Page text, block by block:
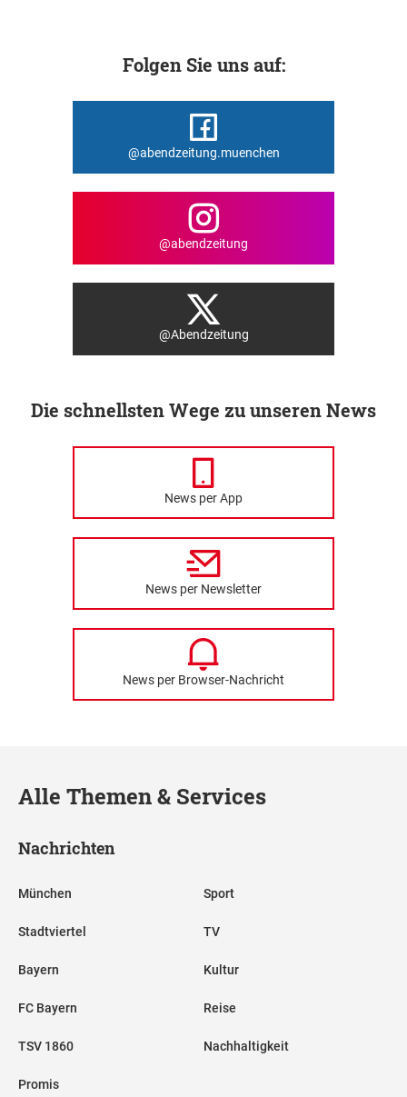
Folgen Sie uns auf:
@abendzeitung.muenchen
@abendzeitung
@Abendzeitung
Die schnellsten Wege zu unseren News
News per App
News per Newsletter
News per Browser-Nachricht
Alle Themen & Services
Nachrichten
München
Stadtviertel
Bayern
FC Bayern
TSV 1860
Promis
Sport
TV
Kultur
Reise
Nachhaltigkeit